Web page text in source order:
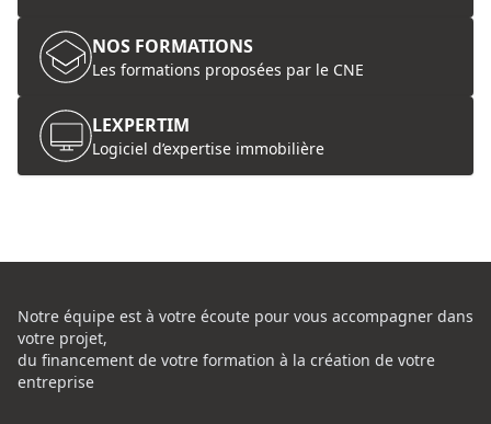
NOS FORMATIONS
Les formations proposées par le CNE
LEXPERTIM
Logiciel d’expertise immobilière
Notre équipe est à votre écoute pour vous accompagner dans
votre projet,
du financement de votre formation à la création de votre
entreprise